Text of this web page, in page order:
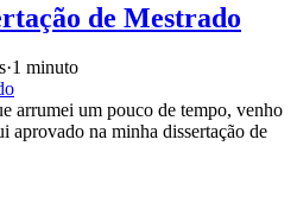
de Mestrado
·1 minuto
arrumei um pouco de tempo, venho
aprovado na minha dissertação de